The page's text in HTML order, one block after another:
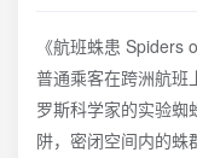
《航班蛛患 Spiders
普通乘客在跨洲航班
罗斯科学家的实验蜘
阱，密闭空间内的蛛